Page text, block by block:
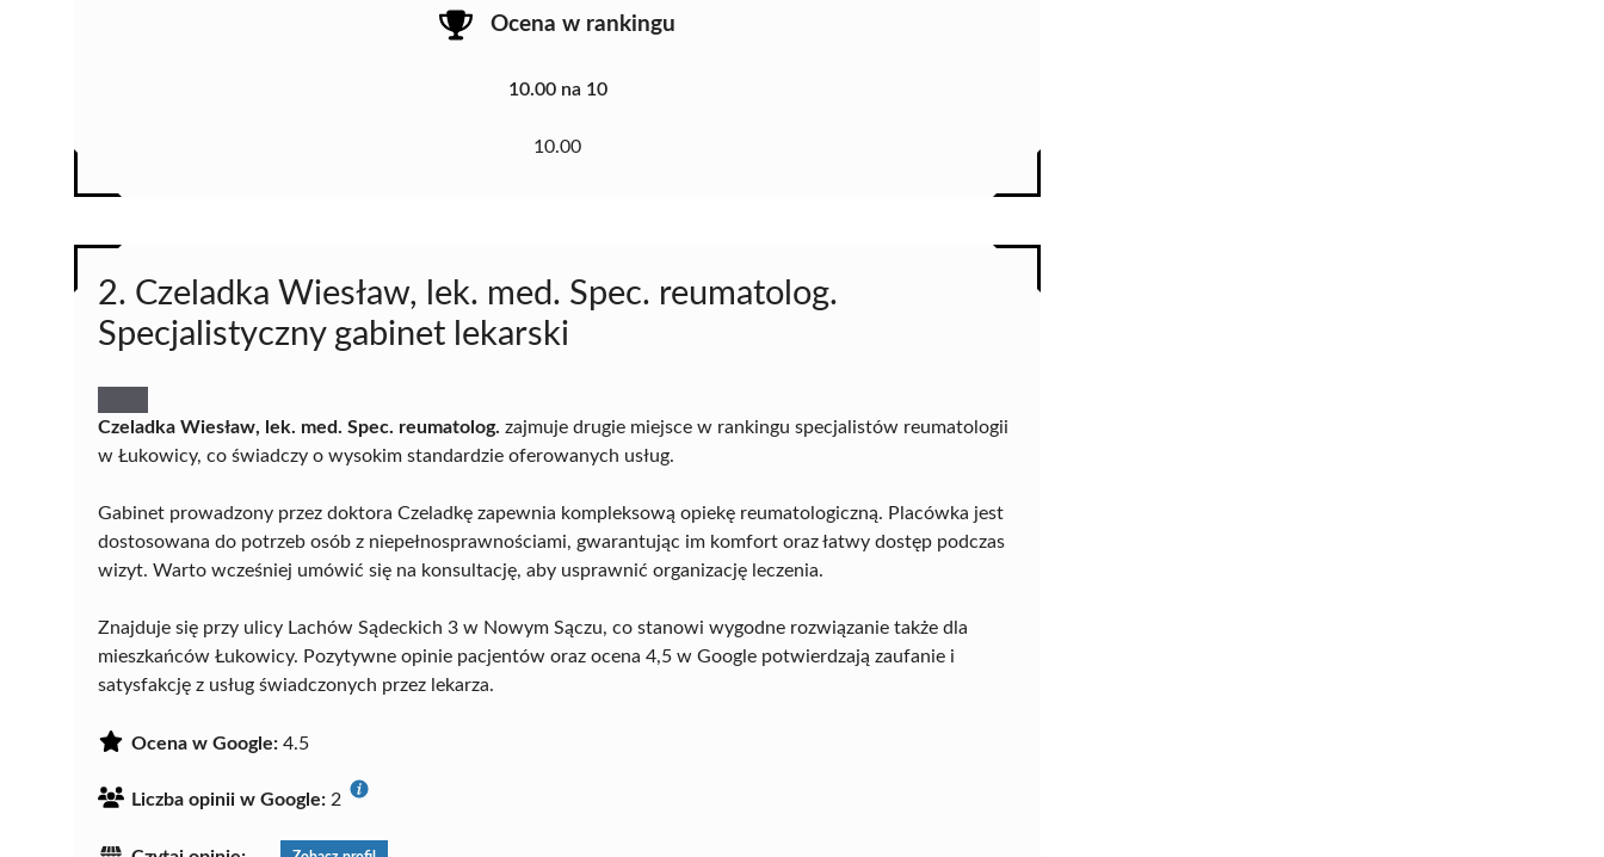
Ocena w rankingu
10.00 na 10
10.00
2. Czeladka Wiesław, lek. med. Spec. reumatolog.
Specjalistyczny gabinet lekarski
Czeladka Wiesław, lek. med. Spec. reumatolog. zajmuje drugie miejsce w rankingu specjalistów reumatologii
w Łukowicy, co świadczy o wysokim standardzie oferowanych usług.
Gabinet prowadzony przez doktora Czeladkę zapewnia kompleksową opiekę reumatologiczną. Placówka jest
dostosowana do potrzeb osób z niepełnosprawnościami, gwarantując im komfort oraz łatwy dostęp podczas
wizyt. Warto wcześniej umówić się na konsultację, aby usprawnić organizację leczenia.
Znajduje się przy ulicy Lachów Sądeckich 3 w Nowym Sączu, co stanowi wygodne rozwiązanie także dla
mieszkańców Łukowicy. Pozytywne opinie pacjentów oraz ocena 4,5 w Google potwierdzają zaufanie i
satysfakcję z usług świadczonych przez lekarza.
Ocena w Google: 4.5
Liczba opinii w Google: 2